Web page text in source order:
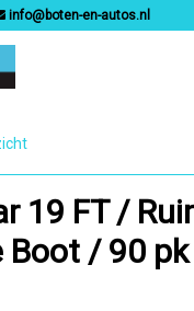
info@boten-en-autos.nl
19 FT /
Boot / 90